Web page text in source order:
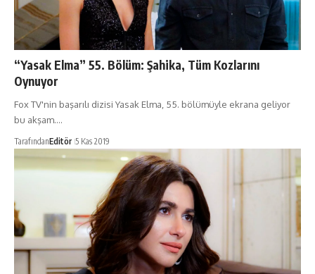
“Yasak Elma” 55. Bölüm: Şahika, Tüm Kozlarını
Oynuyor
Fox TV'nin başarılı dizisi Yasak Elma, 55. bölümüyle ekrana geliyor
bu akşam.…
TarafındanEditör 5 Kas 2019